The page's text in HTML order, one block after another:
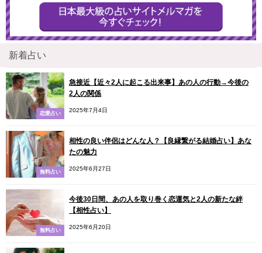
新着占い
恋愛占い
急接近【近々2人に起こる出来事】あの人の行動→今後の
2人の関係
2025年7月4日
無料占い
相性の良い伴侶はどんな人？【良縁繋がる結婚占い】あな
たの魅力
2025年6月27日
無料占い
今後30日間、あの人を取り巻く恋運気と2人の新たな絆
【相性占い】
2025年6月20日